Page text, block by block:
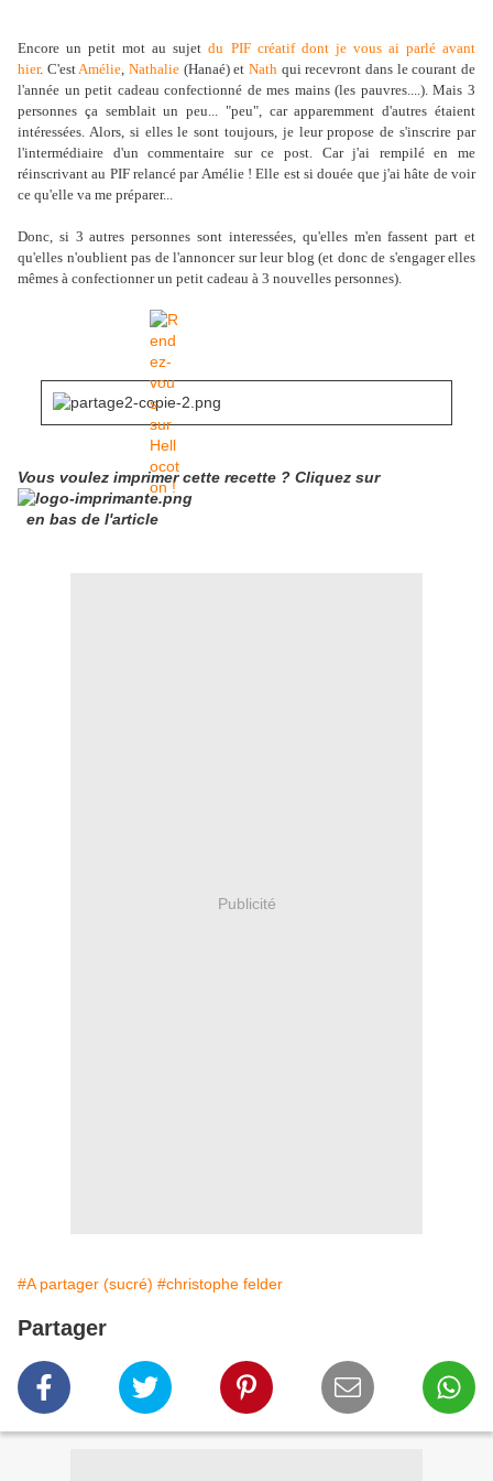
Encore un petit mot au sujetdu PIF créatif dont je vous ai parlé avant
hier. C'estAmélie,Nathalie (Hanaé) etNath qui recevront dans le courant de
l'année un petit cadeau confectionné de mes mains (les pauvres....). Mais 3
personnes ça semblait un peu... "peu", car apparemment d'autres étaient
intéressées. Alors, si elles le sont toujours, je leur propose de s'inscrire par
l'intermédiaire d'un commentaire sur ce post. Car j'ai rempilé en me
réinscrivant au PIF relancé par Amélie ! Elle est si douée que j'ai hâte de voir
ce qu'elle va me préparer...
Donc, si 3 autres personnes sont interessées, qu'elles m'en fassent part et
qu'elles n'oublient pas de l'annoncer sur leur blog (et donc de s'engager elles
mêmes à confectionner un petit cadeau à 3 nouvelles personnes).
Vous voulez imprimer cette recette ? Cliquez sur
en bas de l'article
Publicité
#A partager (sucré) #christophe felder
Partager